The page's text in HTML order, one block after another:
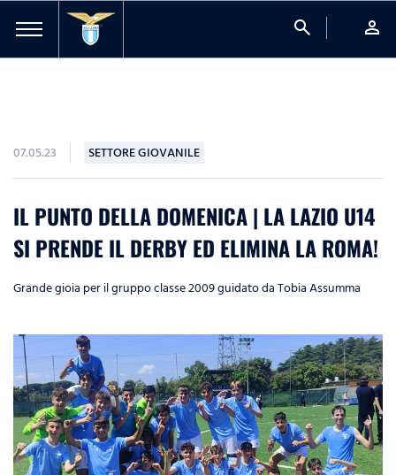
search person
07.05.23 SETTORE GIOVANILE
IL PUNTO DELLA DOMENICA | LA LAZIO U14
SI PRENDE IL DERBY ED ELIMINA LA ROMA!
Grande gioia per il gruppo classe 2009 guidato da Tobia Assumma